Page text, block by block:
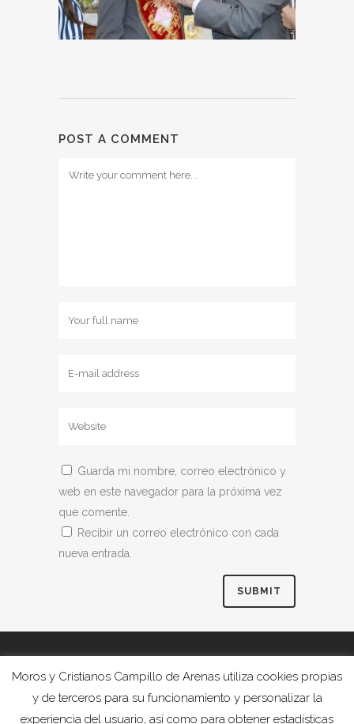
POST A COMMENT
Guarda mi nombre, correo electrónico y
web en este navegador para la próxima vez
que comente.
Recibir un correo electrónico con cada
nueva entrada.
Moros y Cristianos Campillo de Arenas utiliza cookies propias
y de terceros para su funcionamiento y personalizar la
experiencia del usuario, así como para obtener estadísticas